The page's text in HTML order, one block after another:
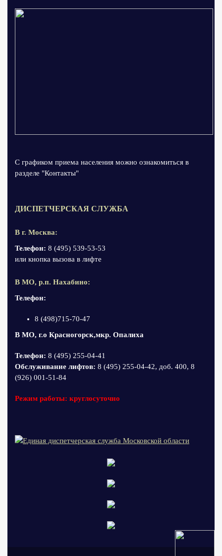
С графиком приема населения можно ознакомиться в
разделе "Контакты"
ДИСПЕТЧЕРСКАЯ СЛУЖБА
В г. Москва:
Телефон: 8 (495) 539-53-53
или кнопка вызова в лифте
В МО, р.п. Нахабино:
Телефон:
8 (498)715-70-47
В МО, г.о Красногорск,мкр. Опалиха
Телефон: 8 (495) 255-04-41
Обслуживание лифтов: 8 (495) 255-04-42, доб. 400, 8
(926) 001-51-84
Режим работы: круглосуточно